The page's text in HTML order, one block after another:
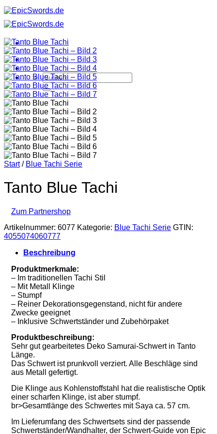
Zum
Inhalt
springen
Suchen
nach:
Start / Blue Tachi Serie
Tanto Blue Tachi
Zum Partnershop
Artikelnummer: 6077 Kategorie: Blue Tachi Serie GTIN:
4055074060777
Beschreibung
Produktmerkmale:
– Im traditionellen Tachi Stil
– Mit Metall Klinge
– Stumpf
– Reiner Dekorationsgegenstand, nicht für andere
Zwecke geeignet
– Inklusive Schwertständer und Zubehörpaket
Produktbeschreibung:
Sehr gut gearbeitetes Deko Samurai-Schwert in Tanto
Länge.
Das Schwert ist prunkvoll verziert. Alle Beschläge sind
aus Metall gefertigt.
Die Klinge aus Kohlenstoffstahl hat die realistische Optik
einer scharfen Klinge, ist aber stumpf.
br>Gesamtlänge des Schwertes mit Saya ca. 57 cm.
Im Lieferumfang des Schwertsets sind der passende
Schwertständer/Wandhalter, der Schwert-Guide von Epic